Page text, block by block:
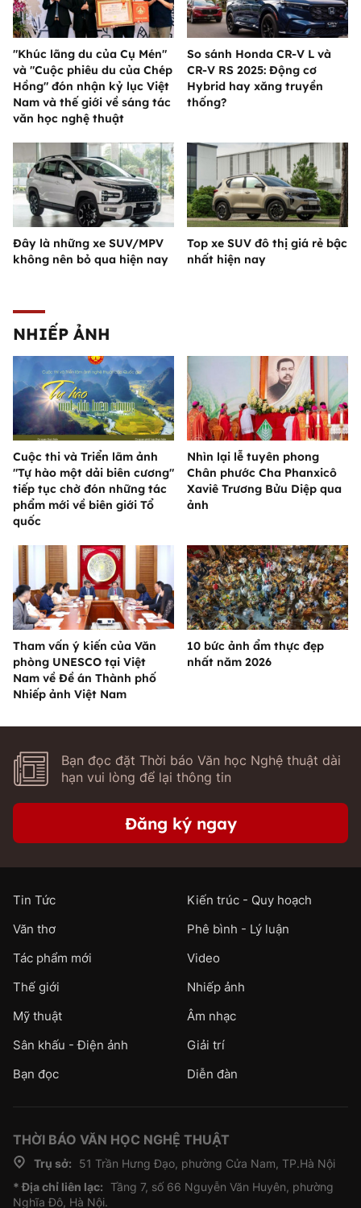
"Khúc lãng du của Cụ Mén"
và "Cuộc phiêu du của Chép
Hồng" đón nhận kỷ lục Việt
Nam và thế giới về sáng tác
văn học nghệ thuật
So sánh Honda CR-V L và
CR-V RS 2025: Động cơ
Hybrid hay xăng truyền
thống?
Đây là những xe SUV/MPV
không nên bỏ qua hiện nay
Top xe SUV đô thị giá rẻ bậc
nhất hiện nay
NHIẾP ẢNH
Cuộc thi và Triển lãm ảnh
"Tự hào một dải biên cương"
tiếp tục chờ đón những tác
phẩm mới về biên giới Tổ
quốc
Nhìn lại lễ tuyên phong
Chân phước Cha Phanxicô
Xaviê Trương Bửu Diệp qua
ảnh
Tham vấn ý kiến của Văn
phòng UNESCO tại Việt
Nam về Đề án Thành phố
Nhiếp ảnh Việt Nam
10 bức ảnh ẩm thực đẹp
nhất năm 2026
Bạn đọc đặt Thời báo Văn học Nghệ thuật dài
hạn vui lòng để lại thông tin
Đăng ký ngay
Tin Tức
Kiến trúc - Quy hoạch
Văn thơ
Phê bình - Lý luận
Tác phẩm mới
Video
Thế giới
Nhiếp ảnh
Mỹ thuật
Âm nhạc
Sân khấu - Điện ảnh
Giải trí
Bạn đọc
Diễn đàn
THỜI BÁO VĂN HỌC NGHỆ THUẬT
Trụ sở:
51 Trần Hưng Đạo, phường Cửa Nam, TP.Hà Nội
* Địa chỉ liên lạc: Tầng 7, số 66 Nguyễn Văn Huyên, phường
Nghĩa Đô, Hà Nội.